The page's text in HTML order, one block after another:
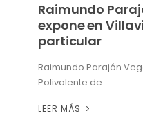
Raimundo
expone en
particular
Raimundo Parajón
Polivalente de...
LEER MÁS